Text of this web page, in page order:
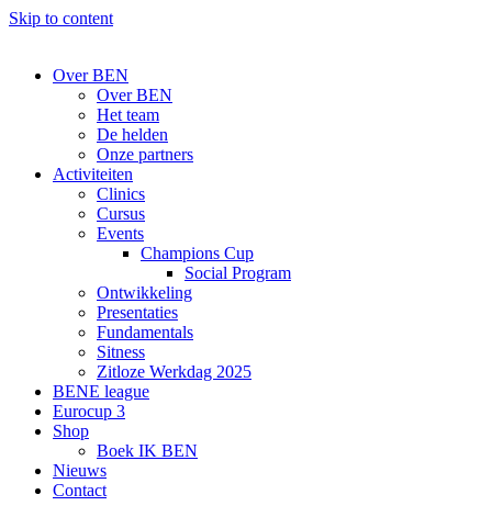
Skip to content
Over BEN
Over BEN
Het team
De helden
Onze partners
Activiteiten
Clinics
Cursus
Events
Champions Cup
Social Program
Ontwikkeling
Presentaties
Fundamentals
Sitness
Zitloze Werkdag 2025
BENE league
Eurocup 3
Shop
Boek IK BEN
Nieuws
Contact